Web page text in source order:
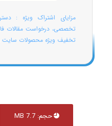
مزایای اشتراک ویژه :
تخصصی، درخواست مقالات
تخفیف ویژه محصولات سایت
حجم: 7.7 MB